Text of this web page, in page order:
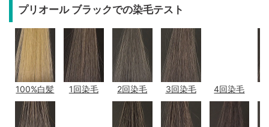
プリオール ブラックでの染毛テスト
100%白髪 1回染毛 2回染毛 3回染毛 4回染毛